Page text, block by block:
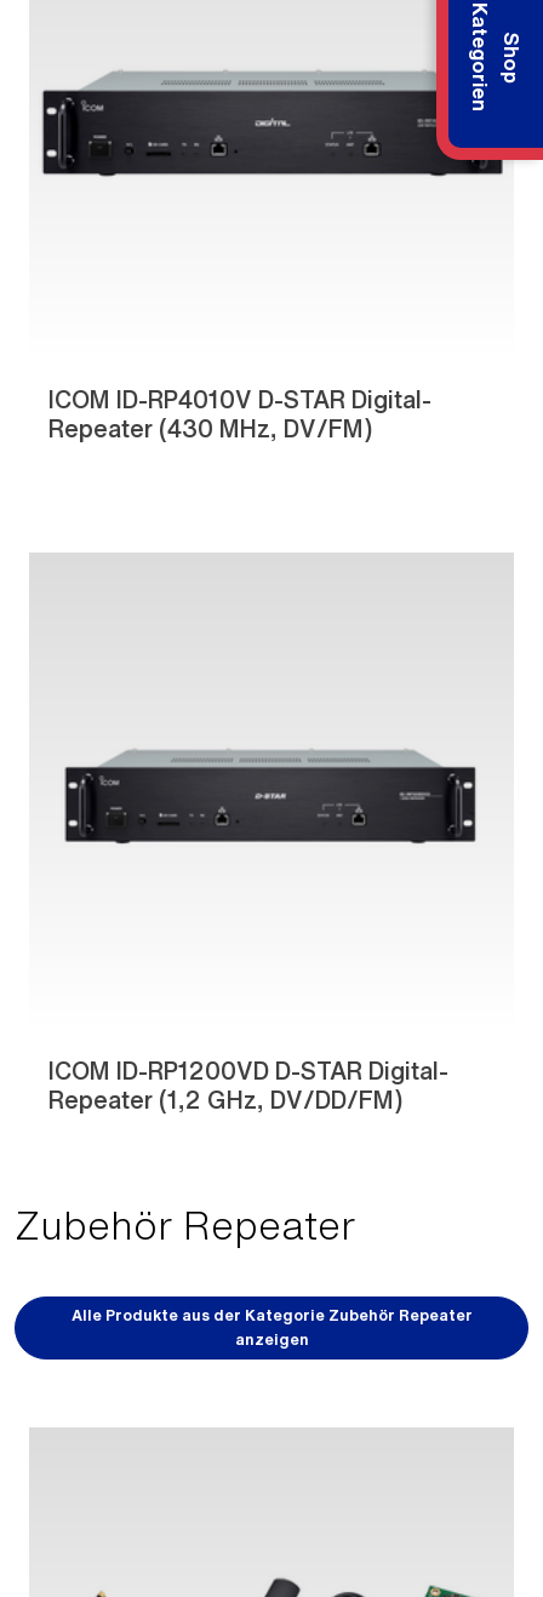
S
h
o
p
K a
t
e
g
o
r
i
e
n
ICOM ID-RP4010V D-STAR Digital-
Repeater (430 MHz, DV/FM)
ICOM ID-RP1200VD D-STAR Digital-
Repeater (1,2 GHz, DV/DD/FM)
Zubehör Repeater
Alle Produkte aus der Kategorie Zubehör Repeater
anzeigen